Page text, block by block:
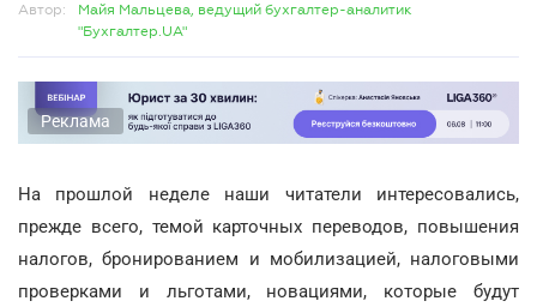
Автор:
Майя Мальцева, ведущий бухгалтер-аналитик
"Бухгалтер.UA"
Реклама
На прошлой неделе наши читатели интересовались,
прежде всего, темой карточных переводов, повышения
налогов, бронированием и мобилизацией, налоговыми
проверками и льготами, новациями, которые будут